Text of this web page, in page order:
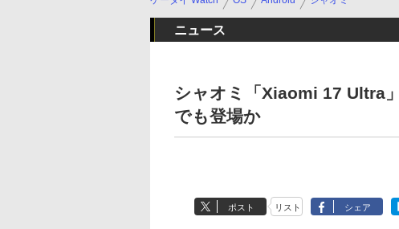
ニュース
シャオミ「Xiaomi 17 Ultra
でも登場か
ポスト リスト シェア